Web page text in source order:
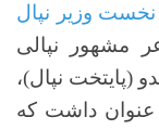
نخست وزیر نپال
مشهور نپالی
(پایتخت نپال)،
عنوان داشت که